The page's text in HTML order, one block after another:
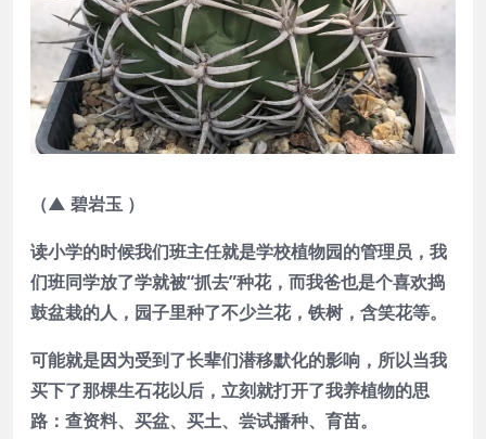
（▲ 碧岩玉 ）
读小学的时候我们班主任就是学校植物园的管理员，我
们班同学放了学就被“抓去”种花，而我爸也是个喜欢捣
鼓盆栽的人，园子里种了不少兰花，铁树，含笑花等。
可能就是因为受到了长辈们潜移默化的影响，所以当我
买下了那棵生石花以后，立刻就打开了我养植物的思
路：查资料、买盆、买土、尝试播种、育苗。